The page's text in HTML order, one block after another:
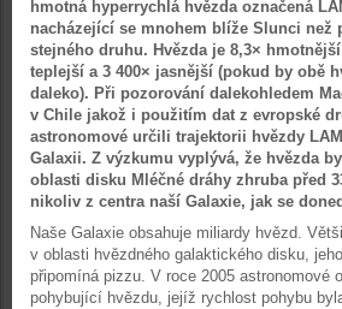
hmotná hyperrychlá hvězda označená
nacházející se mnohem blíže Slunci než
stejného druhu. Hvězda je 8,3×
teplejší a 3 400× jasnější (pokud by obě
daleko). Při pozorování dalekohledem
v Chile jakož i použitím dat z evropské
astronomové určili trajektorii hvězdy
Galaxii. Z výzkumu vyplývá, že hvězda
oblasti disku Mléčné dráhy zhruba před
nikoliv z centra naší Galaxie, jak se
Naše Galaxie obsahuje miliardy hvězd.
v oblasti hvězdného galaktického disku,
připomíná pizzu. V roce 2005 astronomové
pohybující hvězdu, jejíž rychlost pohybu